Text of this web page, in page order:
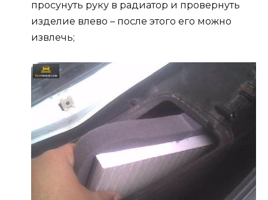
просунуть руку в радиатор и провернуть
изделие влево – после этого его можно
извлечь;